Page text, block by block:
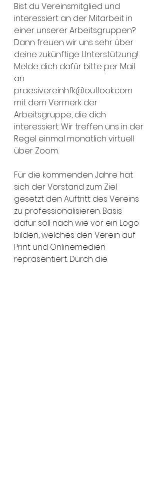
Bist du Vereinsmitglied und
interessiert an der Mitarbeit in
einer unserer Arbeitsgruppen?
Dann freuen wir uns sehr über
deine zukünftige Unterstützung!
Melde dich dafür bitte per Mail
an
praesivereinhfk@outlook.com
mit dem Vermerk der
Arbeitsgruppe, die dich
interessiert. Wir treffen uns in der
Regel einmal monatlich virtuell
über Zoom.
Für die kommenden Jahre hat
sich der Vorstand zum Ziel
gesetzt den Auftritt des Vereins
zu professionalisieren. Basis
dafür soll nach wie vor ein Logo
bilden, welches den Verein auf
Print und Onlinemedien
repräsentiert. Durch die